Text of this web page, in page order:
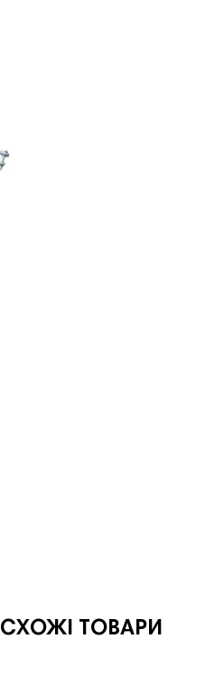
СХОЖІ ТОВАРИ